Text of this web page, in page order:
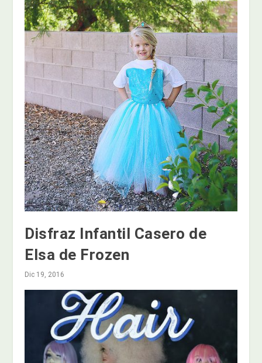
Disfraz Infantil Casero de
Elsa de Frozen
Dic 19, 2016